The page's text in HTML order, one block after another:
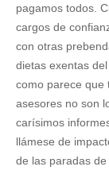
pagamos todos.
cargos de
con otras
dietas exentas
como parece que
asesores no son
carísimos
llámese de
de las paradas de